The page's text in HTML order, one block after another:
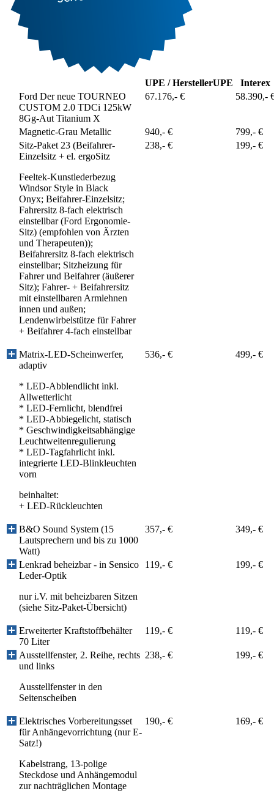
UPE / HerstellerUPE
Interex
Ford Der neue TOURNEO
CUSTOM 2.0 TDCi 125kW
8Gg-Aut Titanium X
67.176,- € 58.390,-
Magnetic-Grau Metallic 940,- €
799,- €
Sitz-Paket 23 (Beifahrer-
Einzelsitz + el. ergoSitz
Feeltek-Kunstlederbezug
Windsor Style in Black
Onyx; Beifahrer-Einzelsitz;
Fahrersitz 8-fach elektrisch
einstellbar (Ford Ergonomie-
Sitz) (empfohlen von Ärzten
und Therapeuten));
Beifahrersitz 8-fach elektrisch
einstellbar; Sitzheizung für
Fahrer und Beifahrer (äußerer
Sitz); Fahrer- + Beifahrersitz
mit einstellbaren Armlehnen
innen und außen;
Lendenwirbelstütze für Fahrer
+ Beifahrer 4-fach einstellbar
238,- € 199,- €
Matrix-LED-Scheinwerfer,
adaptiv
* LED-Abblendlicht inkl.
Allwetterlicht
* LED-Fernlicht, blendfrei
* LED-Abbiegelicht, statisch
* Geschwindigkeitsabhängige
Leuchtweitenregulierung
* LED-Tagfahrlicht inkl.
integrierte LED-Blinkleuchten
vorn
beinhaltet:
+ LED-Rückleuchten
536,- € 499,- €
B&O Sound System (15
Lautsprechern und bis zu 1000
Watt)
357,- € 349,- €
Lenkrad beheizbar - in Sensico
Leder-Optik
nur i.V. mit beheizbaren Sitzen
(siehe Sitz-Paket-Übersicht)
119,- € 199,- €
Erweiterter Kraftstoffbehälter
70 Liter
119,- € 119,- €
Ausstellfenster, 2. Reihe, rechts
und links
Ausstellfenster in den
Seitenscheiben
238,- € 199,- €
Elektrisches Vorbereitungsset
für Anhängevorrichtung (nur E-
Satz!)
Kabelstrang, 13-polige
Steckdose und Anhängemodul
zur nachträglichen Montage
190,- € 169,- €